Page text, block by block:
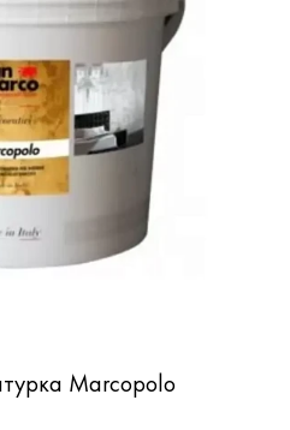
Marcopolo